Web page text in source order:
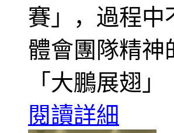
賽」，過程中
體會團隊精神
「大鵬展翅」
閱讀詳細